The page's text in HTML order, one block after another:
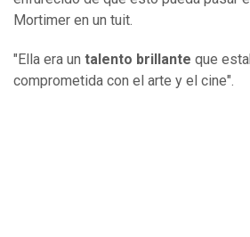
Mortimer en un tuit.
"Ella era un talento brillante que
comprometida con el arte y el cine".